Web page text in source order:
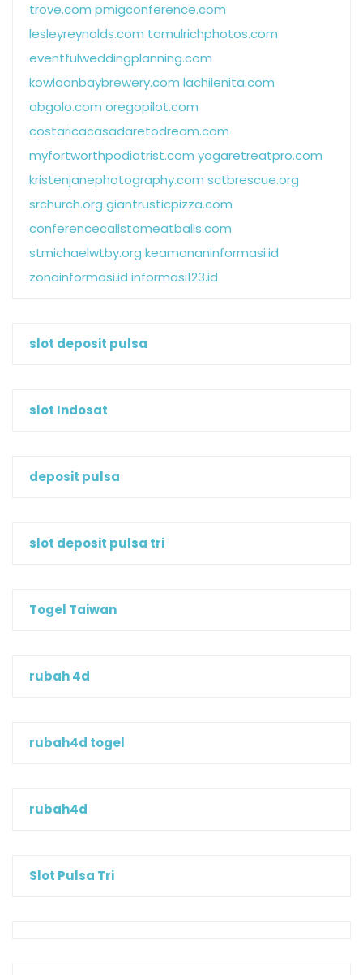
trove.com pmigconference.com
lesleyreynolds.com tomulrichphotos.com
eventfulweddingplanning.com
kowloonbaybrewery.com lachilenita.com
abgolo.com oregopilot.com
costaricacasadaretodream.com
myfortworthpodiatrist.com yogaretreatpro.com
kristenjanephotography.com sctbrescue.org
srchurch.org giantrusticpizza.com
conferencecallstomeatballs.com
stmichaelwtby.org keamananinformasi.id
zonainformasi.id informasi123.id
slot deposit pulsa
slot Indosat
deposit pulsa
slot deposit pulsa tri
Togel Taiwan
rubah 4d
rubah4d togel
rubah4d
Slot Pulsa Tri